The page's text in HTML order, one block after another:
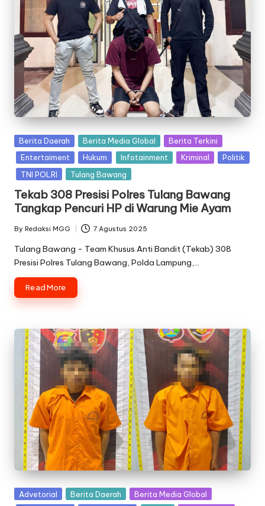
Posted
in
Berita Daerah Berita Media Global
Berita Terkini
Entertaiment
Hukum Infotainment Kriminal
Politik
TNI POLRI
Tulang Bawang
Tekab 308 Presisi Polres Tulang Bawang
Tangkap Pencuri HP di Warung Mie Ayam
Posted
by
By Redaksi MGG 7 Agustus 2025
Tulang Bawang - Team Khusus Anti Bandit (Tekab) 308
Presisi Polres Tulang Bawang, Polda Lampung,…
Read More
Posted
Advetorial Berita Daerah
Berita Media Global